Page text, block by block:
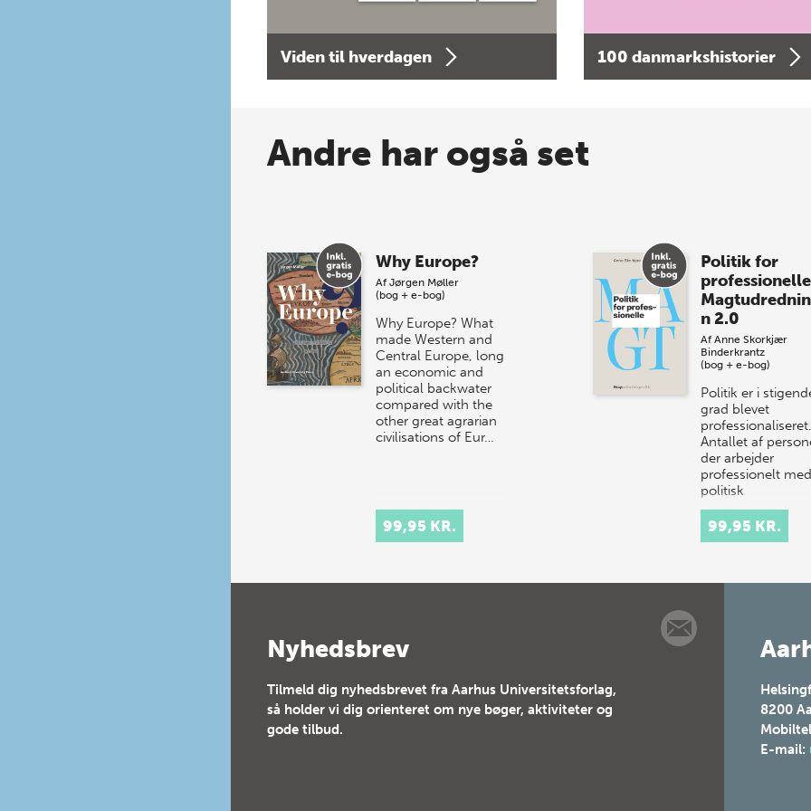
Viden til hverdagen 100 danmarkshistorier
Andre har også set
Why Europe?
Af Jørgen Møller
(bog + e-bog)
Why Europe? What
made Western and
Central Europe, long
an economic and
political backwater
compared with the
other great agrarian
civilisations of Eur…
99,95 KR.
Politik for
professionelle
n 2.0
Af Anne Skorkjær
Binderkrantz
(bog + e-bog)
Politik er i
grad blevet
professionaliseret.
Antallet af
der arbejder
professionelt med
politisk
og kommunikat…
99,95 KR.
Nyhedsbrev
Tilmeld dig nyhedsbrevet fra Aarhus Universitetsforlag,
så holder vi dig orienteret om nye bøger, aktiviteter og
gode tilbud.
8200
E-mail: